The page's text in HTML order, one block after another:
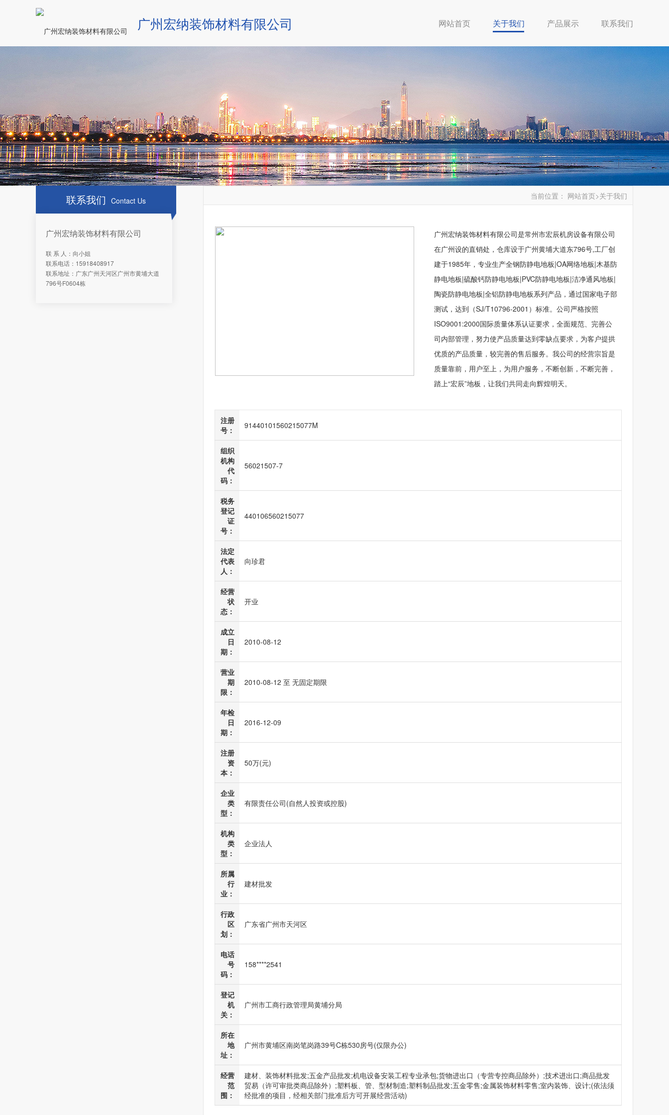
广州宏纳装饰材料有限公司 网站首页 关于我们 产品展示 联系我们
联系我们 Contact Us
广州宏纳装饰材料有限公司
联 系 人：向小姐
联系电话：15918408917
联系地址：广东广州天河区广州市黄埔大道
796号F0604栋
当前位置： 网站首页>关于我们
广州宏纳装饰材料有限公司是常州市宏辰机房设备有限公司
在广州设的直销处，仓库设于广州黄埔大道东796号,工厂创
建于1985年，专业生产全钢防静电地板|OA网络地板|木基防
静电地板|硫酸钙防静电地板|PVC防静电地板|洁净通风地板|
陶瓷防静电地板|全铝防静电地板系列产品，通过国家电子部
测试，达到（SJ/T10796-2001）标准。公司严格按照
ISO9001:2000国际质量体系认证要求，全面规范、完善公
司内部管理，努力使产品质量达到零缺点要求，为客户提拱
优质的产品质量，较完善的售后服务。我公司的经营宗旨是
质量靠前，用户至上，为用户服务，不断创新，不断完善，
踏上“宏辰”地板，让我们共同走向辉煌明天。
注册
号：
91440101560215077M
组织
机构
代
码：
56021507-7
税务
登记
证
号：
440106560215077
法定
代表
人：
向珍君
经营
状
态：
开业
成立
日
期：
2010-08-12
营业
期
限：
2010-08-12 至 无固定期限
年检
日
期：
2016-12-09
注册
资
本：
50万(元)
企业
类
型：
有限责任公司(自然人投资或控股)
机构
类
型：
企业法人
所属
行
业：
建材批发
行政
区
划：
广东省广州市天河区
电话
号
码：
158****2541
登记
机
关：
广州市工商行政管理局黄埔分局
所在
地
址：
广州市黄埔区南岗笔岗路39号C栋530房号(仅限办公)
经营
范
围：
建材、装饰材料批发;五金产品批发;机电设备安装工程专业承包;货物进出口（专营专控商品除外）;技术进出口;商品批发
贸易（许可审批类商品除外）;塑料板、管、型材制造;塑料制品批发;五金零售;金属装饰材料零售;室内装饰、设计;(依法须
经批准的项目，经相关部门批准后方可开展经营活动)